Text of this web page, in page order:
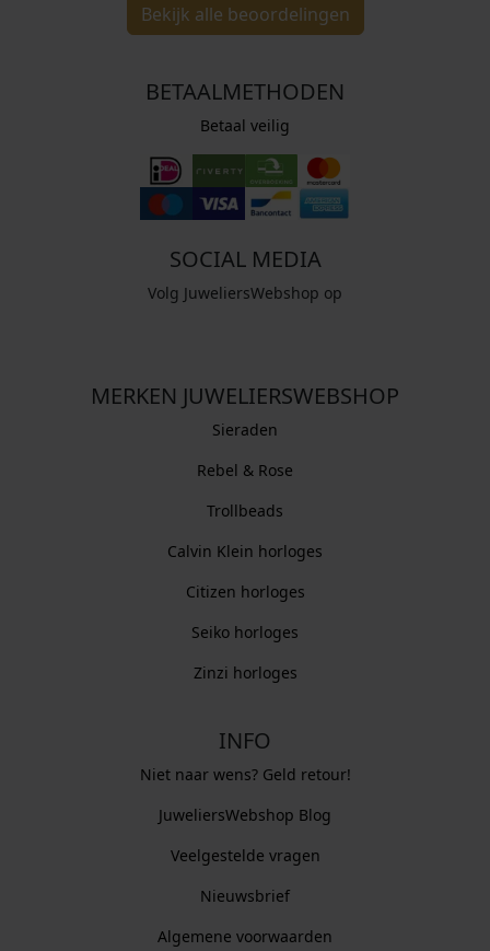
Bekijk alle beoordelingen
BETAALMETHODEN
Betaal veilig
SOCIAL MEDIA
Volg JuweliersWebshop op
MERKEN JUWELIERSWEBSHOP
Sieraden
Rebel & Rose
Trollbeads
Calvin Klein horloges
Citizen horloges
Seiko horloges
Zinzi horloges
INFO
Niet naar wens? Geld retour!
JuweliersWebshop Blog
Veelgestelde vragen
Nieuwsbrief
Algemene voorwaarden